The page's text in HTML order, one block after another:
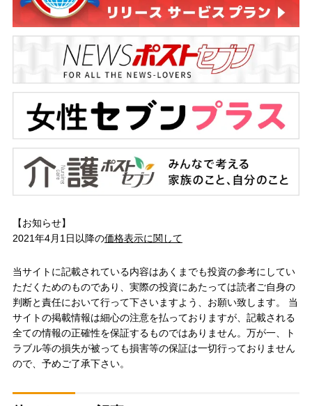
【お知らせ】
2021年4月1日以降の価格表示に関して
当サイトに記載されている内容はあくまでも投資の参考にしてい
ただくためのものであり、実際の投資にあたっては読者ご自身の
判断と責任において行って下さいますよう、お願い致します。 当
サイトの掲載情報は細心の注意を払っておりますが、記載される
全ての情報の正確性を保証するものではありません。万が一、ト
ラブル等の損失が被っても損害等の保証は一切行っておりません
ので、予めご了承下さい。